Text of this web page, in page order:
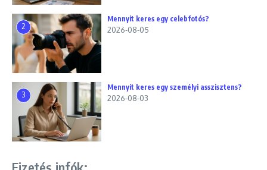
2
Mennyit keres egy celebfotós?
2026-08-05
3
Mennyit keres egy személyi asszisztens?
2026-08-03